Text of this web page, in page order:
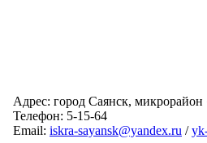
Адрес: город Саянск,
Телефон: 5-15-64
Email: iskra-sayansk@yandex.ru /